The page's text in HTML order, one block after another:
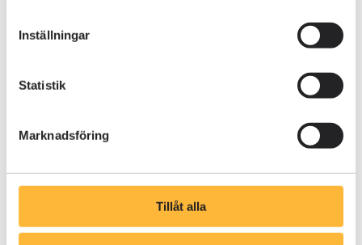
Inställningar
Statistik
Marknadsföring
Tillåt alla
Fyll i formuläret